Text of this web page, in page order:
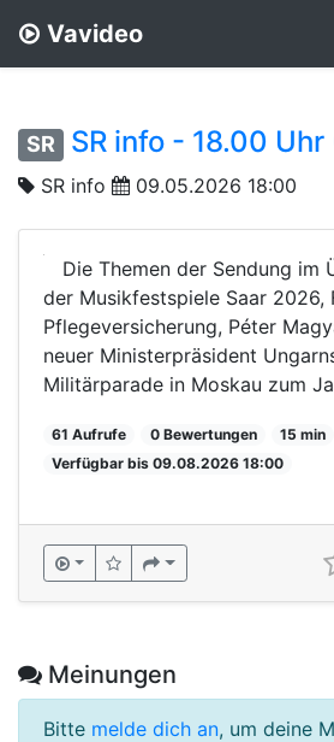
Vavideo
SR SR info - 18.00
SR info 09.05.2026 18:00
Die Themen der Sendung im
der Musikfestspiele Saar 2026,
Pflegeversicherung, Péter
neuer Ministerpräsident
Militärparade in Moskau zum
61 Aufrufe 0 Bewertungen
15 min
Verfügbar bis 09.08.2026 18:00
Meinungen
Bitte melde dich an, um deine